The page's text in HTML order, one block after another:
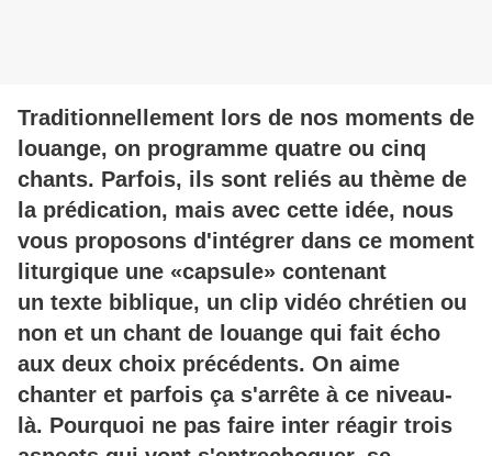
Traditionnellement lors de nos moments de
louange, on programme quatre ou cinq
chants. Parfois, ils sont reliés au thème de
la prédication, mais avec cette idée, nous
vous proposons d'intégrer dans ce moment
liturgique une «capsule» contenant
un texte biblique, un clip vidéo chrétien ou
non et un chant de louange qui fait écho
aux deux choix précédents. On aime
chanter et parfois ça s'arrête à ce niveau-
là. Pourquoi ne pas faire inter réagir trois